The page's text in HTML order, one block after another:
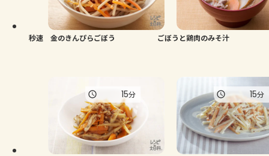
秒速 金のきんぴらごぼう ごぼうと鶏肉のみそ汁
15分 15分